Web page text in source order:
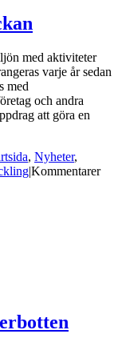
med aktiviteter
varje år sedan
med
och andra
att göra en
, Nyheter,
|Kommentarer